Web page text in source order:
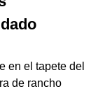
en el tapete del
de rancho